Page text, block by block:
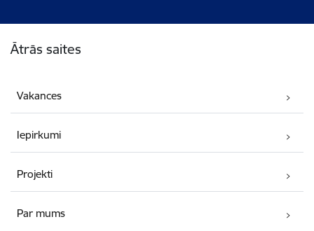
Ātrās saites
Vakances
Iepirkumi
Projekti
Par mums